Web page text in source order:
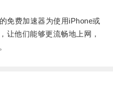
费加速器为使用iPhone或
让他们能够更流畅地上网，